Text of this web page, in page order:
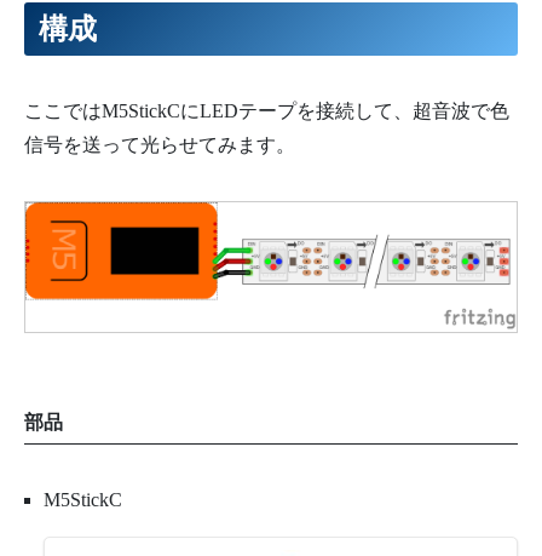
構成
ここではM5StickCにLEDテープを接続して、超音波で色
信号を送って光らせてみます。
部品
M5StickC